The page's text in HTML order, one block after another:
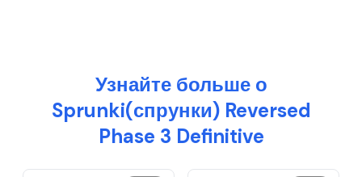
Узнайте больше о
Sprunki(спрунки) Reversed
Phase 3 Definitive